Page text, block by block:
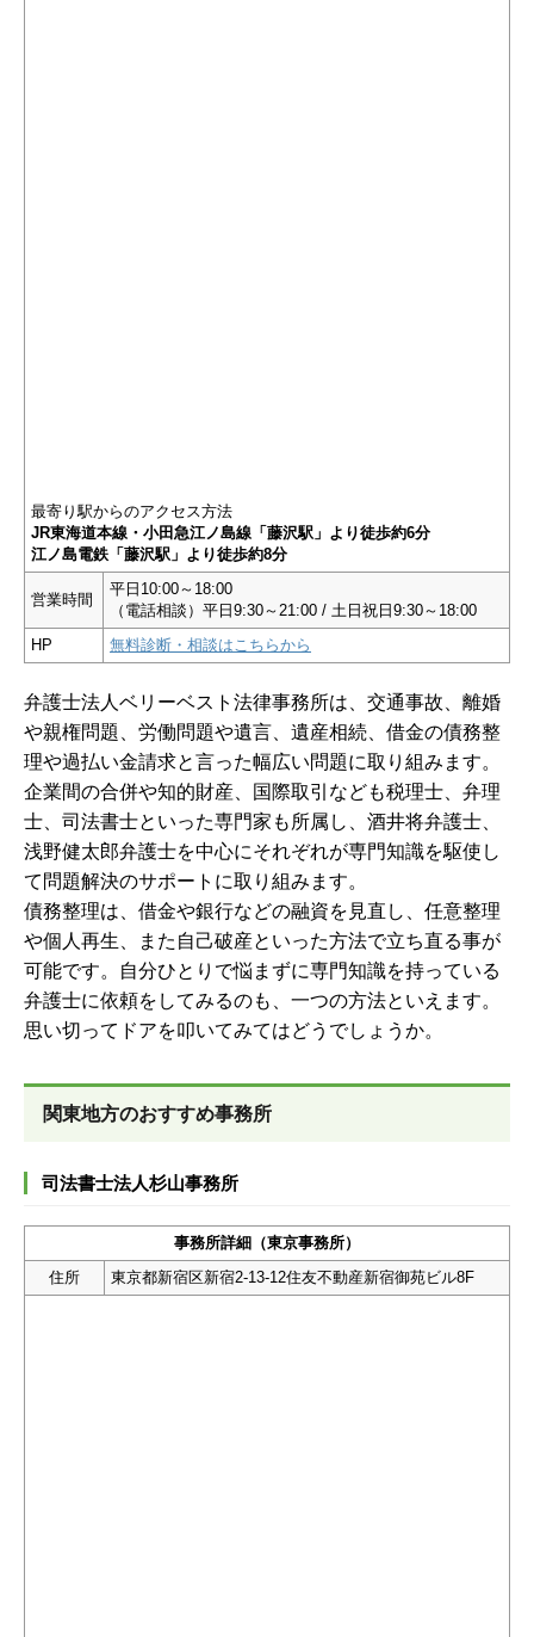
最寄り駅からのアクセス方法
JR東海道本線・小田急江ノ島線「藤沢駅」より徒歩約6分
江ノ島電鉄「藤沢駅」より徒歩約8分
営業時間
平日10:00～18:00
（電話相談）平日9:30～21:00 / 土日祝日9:30～18:00
HP
無料診断・相談はこちらから
弁護士法人ベリーベスト法律事務所は、交通事故、離婚
や親権問題、労働問題や遺言、遺産相続、借金の債務整
理や過払い金請求と言った幅広い問題に取り組みます。
企業間の合併や知的財産、国際取引なども税理士、弁理
士、司法書士といった専門家も所属し、酒井将弁護士、
浅野健太郎弁護士を中心にそれぞれが専門知識を駆使し
て問題解決のサポートに取り組みます。
債務整理は、借金や銀行などの融資を見直し、任意整理
や個人再生、また自己破産といった方法で立ち直る事が
可能です。自分ひとりで悩まずに専門知識を持っている
弁護士に依頼をしてみるのも、一つの方法といえます。
思い切ってドアを叩いてみてはどうでしょうか。
関東地方のおすすめ事務所
司法書士法人杉山事務所
事務所詳細（東京事務所）
住所
東京都新宿区新宿2-13-12住友不動産新宿御苑ビル8F